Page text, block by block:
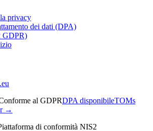
privacy
dei dati (DPA)
GDPR)
al GDPRDPA disponibileTOMs
→
di conformità NIS2